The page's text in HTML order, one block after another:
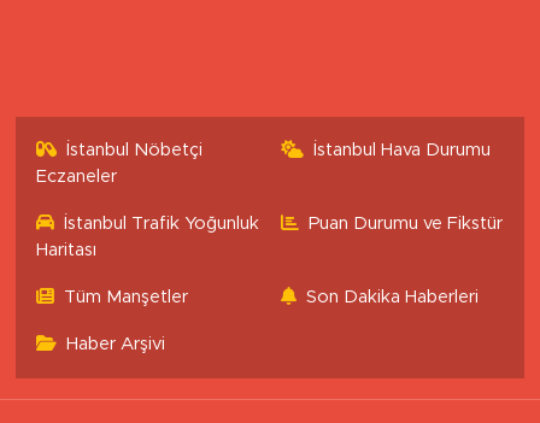
İstanbul Nöbetçi
Eczaneler
İstanbul Hava Durumu
İstanbul Trafik Yoğunluk
Haritası
Puan Durumu ve Fikstür
Tüm Manşetler Son Dakika Haberleri
Haber Arşivi